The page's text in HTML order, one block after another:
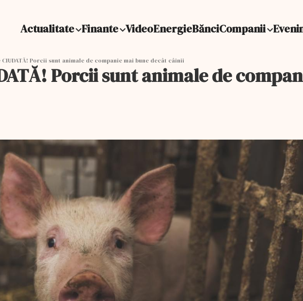
Actualitate Finante VideoEnergieBănciCompanii
Porcii sunt animale de companie mai bune decât câinii
Porcii sunt animale de